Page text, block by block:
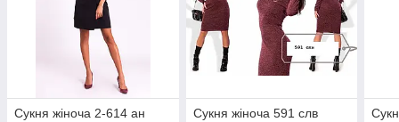
Сукня жіноча 2-614 ан Сукня жіноча 591 слв